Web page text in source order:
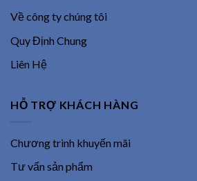
Về công ty chúng tôi
Quy Định Chung
Liên Hệ
HỖ TRỢ KHÁCH HÀNG
Chương trình khuyến mãi
Tư vấn sản phẩm